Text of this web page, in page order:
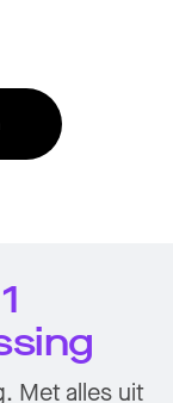
1
Met alles uit